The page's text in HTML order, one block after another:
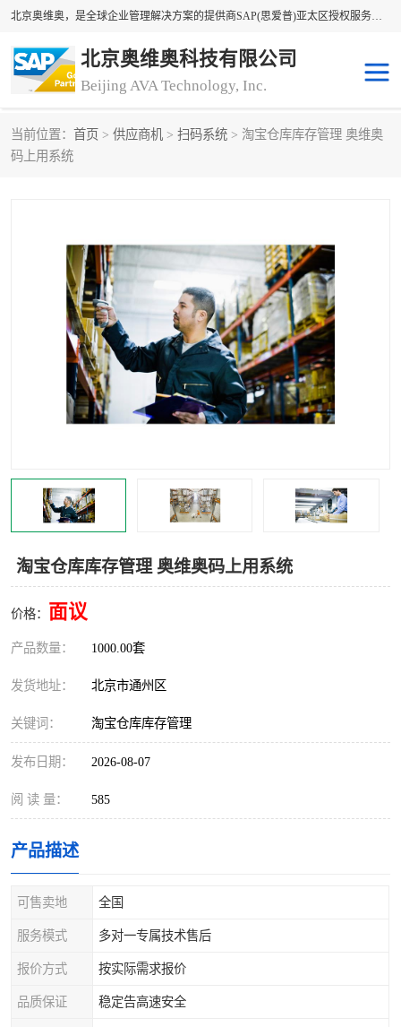
北京奥维奥，是全球企业管理解决方案的提供商SAP(思爱普)亚太区授权服务商领军者，SAP金牌服务商和代理商。企业ERP系统软件，SAP软件实施，17年来服务客户1500多家。提供SAP Business One，SAP Business ByDesign，SAP S/4HANA Cloud，SAP Analytics Cloud （分析云）等产品与解决方案。咨询专线：400-890-8880
北京奥维奥科技有限公司
Beijing AVA Technology, Inc.
当前位置： 首页 > 供应商机 > 扫码系统 > 淘宝仓库库存管理 奥维奥
码上用系统
淘宝仓库库存管理 奥维奥码上用系统
价格： 面议
产品数量： 1000.00套
发货地址： 北京市通州区
关键词： 淘宝仓库库存管理
发布日期： 2026-08-07
阅 读 量： 585
产品描述
可售卖地 全国
服务模式 多对一专属技术售后
报价方式 按实际需求报价
品质保证 稳定告高速安全
sap系统
sap软件开发 sap管理系统
码上用条码管理 扫码系统
工厂ERP软件 制造业ERP系统
工厂ERP系统 皮具厂erp系统
食品厂erp系统 塑胶厂erp系统
小工厂erp系统 印染厂erp系统